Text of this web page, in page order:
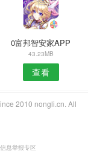
0富邦智安家APP
43.23MB
查看
2010 nongli.cn. All
息举报专区